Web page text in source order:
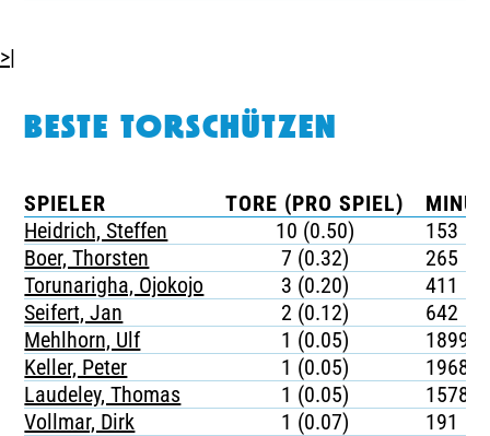
>|
BESTE TORSCHÜTZEN
SPIELER TORE (PRO SPIEL)
Heidrich, Steffen
10 (0.50)
153
Boer, Thorsten
7 (0.32)
265
Torunarigha, Ojokojo
3 (0.20)
411
Seifert, Jan
2 (0.12)
642
Mehlhorn, Ulf
1 (0.05)
1899
Keller, Peter
1 (0.05)
1968
Laudeley, Thomas
1 (0.05)
1578
Vollmar, Dirk
1 (0.07) 191